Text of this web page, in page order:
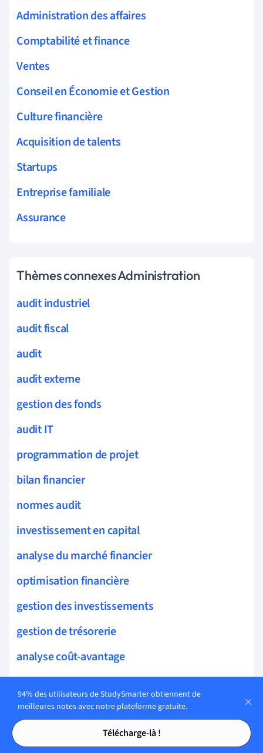
Tables des matières
Tables des matières
Administration des affaires
Comptabilité et finance
Ventes
Conseil en Économie et Gestion
Culture financière
Acquisition de talents
Startups
Entreprise familiale
Assurance
Thèmes connexes Administration
audit industriel
audit fiscal
audit
audit externe
gestion des fonds
audit IT
programmation de projet
bilan financier
normes audit
investissement en capital
analyse du marché financier
optimisation financière
gestion des investissements
gestion de trésorerie
analyse coût-avantage
finance internationale
analyse des états financiers
gestion budgétaire
94% des utilisateurs de StudySmarter obtiennent de
meilleures notes avec notre plateforme gratuite.
Télécharge-là !